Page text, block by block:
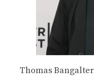
Thomas